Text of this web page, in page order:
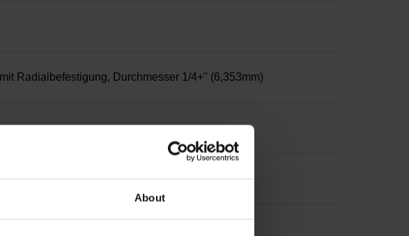
About
Radialbefestigung, Durchmesser 1/4+" (6,353mm)